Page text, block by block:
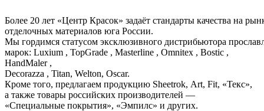
Более 20 лет «Центр Красок» задаёт стандарты качества на
отделочных материалов юга России.
Мы гордимся статусом эксклюзивного дистрибьютора
марок: Luxium , TopGrade , Masterline , Omnitex , Bostic ,
HandMaler ,
Decorazza , Titan, Welton, Oscar.
Кроме того, предлагаем продукцию Sheetrok, Art, Fit, «Текс»,
а также товары российских производителей —
«Специальные покрытия», «Эмпилс» и других.